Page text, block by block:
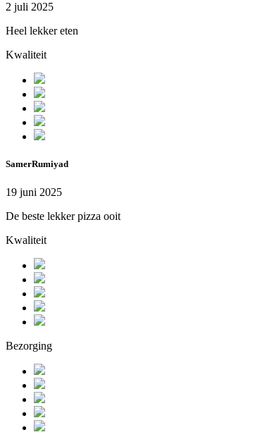
2 juli 2025
Heel lekker eten
Kwaliteit
SamerRumiyad
19 juni 2025
De beste lekker pizza ooit
Kwaliteit
Bezorging